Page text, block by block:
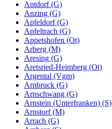
Antdorf (G)
Anzing (G)
Apfeldorf (G)
Apfeltrach (G)
Appetshofen (Ot)
Arberg (M)
Aresing (G)
Aretsried-Heimberg (Ot)
Argental (Vgm)
Arnbruck (G)
Arnschwang (G)
Arnstein (Unterfranken) (S)
Arnstorf (M)
Arrach (G)